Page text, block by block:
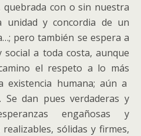
con o sin nuestra
unidad y concordia de un
pero también se espera a
a toda costa, aunque
el respeto a lo más
humana; aún a
dan pues verdaderas y
engañosas y
sólidas y firmes,